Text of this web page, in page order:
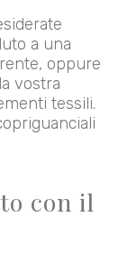
a una
oppure
vostra
tessili.
con il